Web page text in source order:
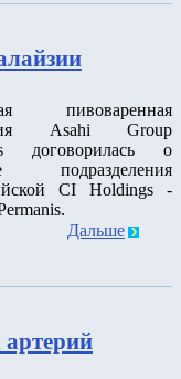
пивоваренная
Asahi Group
договорилась о
подразделения
CI Holdings -
Дальше
артерий